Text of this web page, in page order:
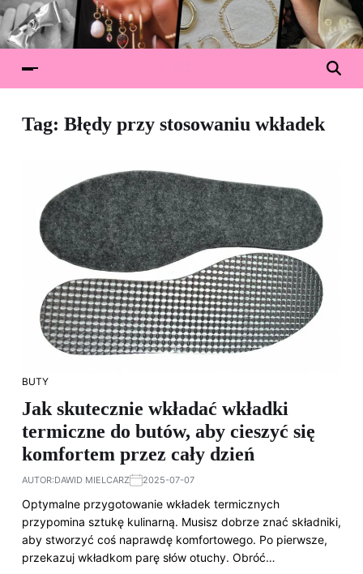
Tag: Błędy przy stosowaniu wkładek
BUTY
Jak skutecznie wkładać wkładki
termiczne do butów, aby cieszyć się
komfortem przez cały dzień
AUTOR:DAWID MIELCARZ 2025-07-07
Optymalne przygotowanie wkładek termicznych
przypomina sztukę kulinarną. Musisz dobrze znać składniki,
aby stworzyć coś naprawdę komfortowego. Po pierwsze,
przekazuj wkładkom parę słów otuchy. Obróć…